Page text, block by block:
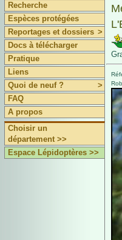
Recherche
Espèces protégées
Reportages et dossiers >
Docs à télécharger
Pratique
Liens
Quoi de neuf ?
>
FAQ
A propos
Choisir un
département >>
Espace Lépidoptères >>